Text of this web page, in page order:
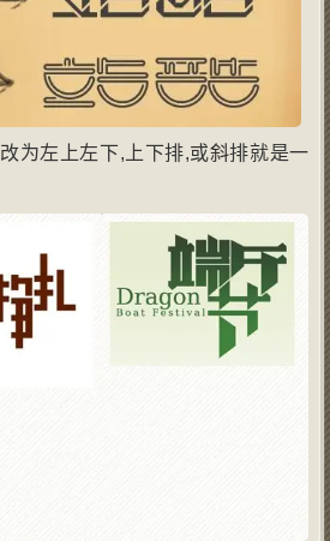
为左上左下,上下排,或斜排就是一